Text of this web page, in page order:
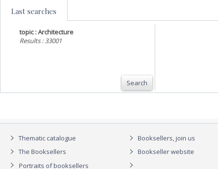
Last searches
topic : Architecture
Results : 33001
Search
Thematic catalogue
The Booksellers
Portraits of booksellers
Booksellers, join us
Bookseller website